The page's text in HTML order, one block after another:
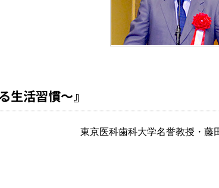
生活習慣～』
東京医科歯科大学名誉教授・藤